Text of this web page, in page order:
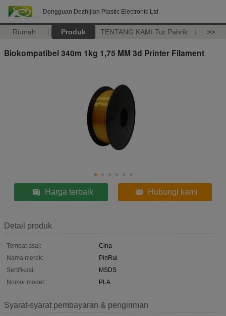
Dongguan Dezhijian Plastic Electronic Ltd
Rumah Produk TENTANG KAMI Tur Pabrik >>
Biokompatibel 340m 1kg 1,75 MM 3d Printer Filament
Harga terbaik Hubungi kami
Detail produk
Tempat asal:
Cina
Nama merek:
PinRui
Sertifikasi:
MSDS
Nomor model:
PLA
Syarat-syarat pembayaran & pengiriman